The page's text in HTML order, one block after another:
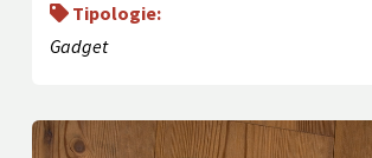
Tipologie:
Gadget